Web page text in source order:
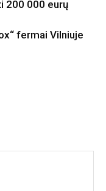
200 000 eurų
fermai Vilniuje